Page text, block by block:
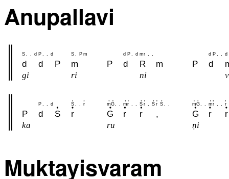
Anupallavi
S , , d P , , d S , P m d P , d mr , , d P , , d
d d P m P d R m P d
gi ri ni
P d S r mG mr S r S r S mG mr r
P d S r G r r , G r r
ka ru ṇi
Muktayisvaram